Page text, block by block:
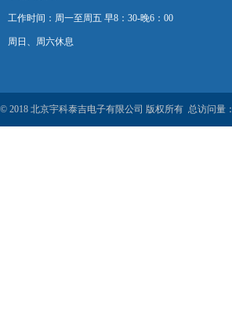
工作时间：周一至周五 早8：30-晚6：00
周日、周六休息
© 2018 北京宇科泰吉电子有限公司 版权所有 总访问量：